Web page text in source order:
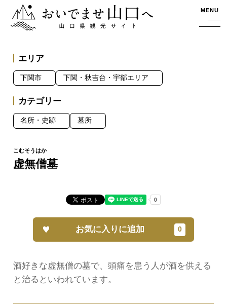
おいでませ山口へー山口県観光サイト MENU
虚無僧墓
酒好きな虚無僧の墓で、頭痛を患う人が酒を供える
と治るといわれています。
お気に入りに追加
エリア
下関市 下関・秋吉台・宇部エリア
カテゴリー
名所・史跡 墓所